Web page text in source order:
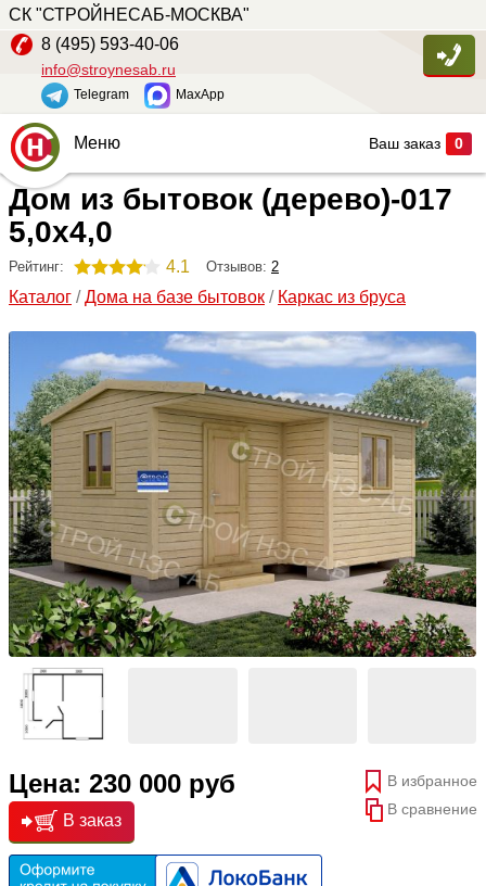
СК "СТРОЙНЕСАБ-МОСКВА"
8 (495) 593-40-06
info@stroynesab.ru
Telegram MaxApp
Ваш заказ 0
Главная
Каталог
Услуги
Наши работы
Сопутствующие товары
О компании
Контакты
Меню
Дом из бытовок (дерево)-017
5,0х4,0
Рейтинг: 4.1 Отзывов: 2
Каталог /Дома на базе бытовок / Каркас из бруса
Цена: 230 000 руб
В избранное
В сравнение
В заказ